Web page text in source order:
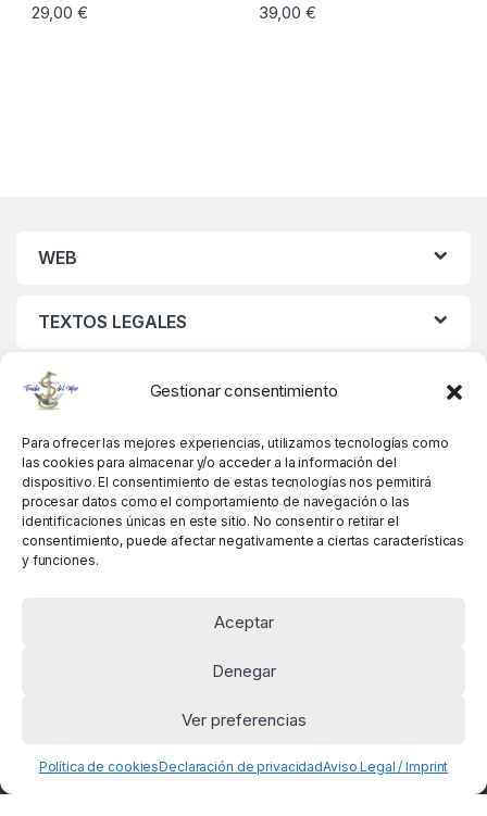
Gestionar consentimiento
Para ofrecer las mejores experiencias, utilizamos tecnologías como
las cookies para almacenar y/o acceder a la información del
dispositivo. El consentimiento de estas tecnologías nos permitirá
procesar datos como el comportamiento de navegación o las
identificaciones únicas en este sitio. No consentir o retirar el
consentimiento, puede afectar negativamente a ciertas características
y funciones.
Aceptar
Denegar
Ver preferencias
Política de cookiesDeclaración de privacidadAviso Legal / Imprint
29,00 € 39,00 €
WEB
TEXTOS LEGALES
MIS DATOS
Alguna pregunta? Llámanos!
+34 981 845 358